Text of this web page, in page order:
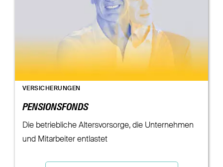
VERSICHERUNGEN
PENSIONSFONDS
Die betriebliche Altersvorsorge, die Unternehmen
und Mitarbeiter entlastet